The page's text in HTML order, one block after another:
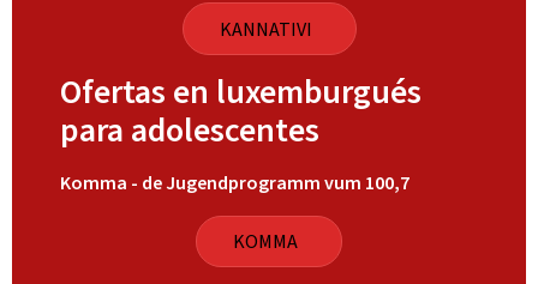
KANNATIVI
Ofertas en luxemburgués
para adolescentes
Komma - de Jugendprogramm vum 100,7
KOMMA